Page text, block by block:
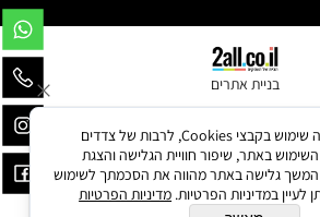
בניית אתרים
לידיעתך, באתרנו נעשה שימוש בקבצי Cookies, לרבות של צדדים
באתר, שיפור חוויית הגלישה והצגת
המשך גלישה באתר מהווה את הסכמתך לשימוש
לעיין במדיניות הפרטיות. מדיניות הפרטיות